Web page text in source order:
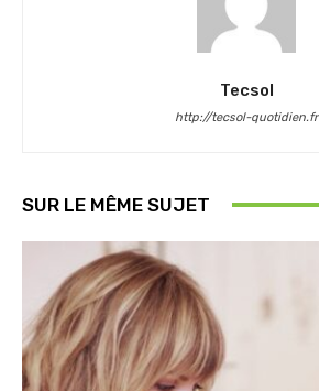
Tecsol
http://tecsol-quotidien.fr
SUR LE MÊME SUJET